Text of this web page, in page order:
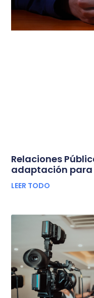
Relaciones
adaptación para
LEER TODO